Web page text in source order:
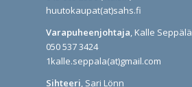
huutokaupat(at)sahs.fi
Varapuheenjohtaja, Kalle Seppälä
050 537 3424
1kalle.seppala(at)gmail.com
Sihteeri, Sari Lönn